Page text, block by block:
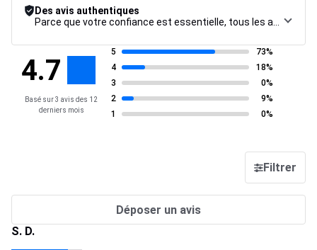
Des avis authentiques
4.7
Basé sur 3 avis des 12
derniers mois
5
73%
4
18%
3
0%
2
9%
1
0%
Filtrer
Déposer un avis
S. D.